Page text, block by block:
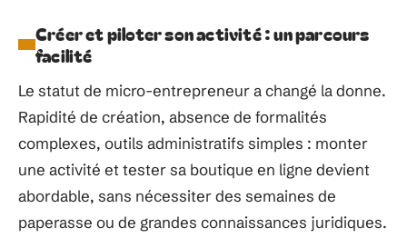
Créer et piloter son activité : un parcours
facilité
Le statut de micro-entrepreneur a changé la donne.
Rapidité de création, absence de formalités
complexes, outils administratifs simples : monter
une activité et tester sa boutique en ligne devient
abordable, sans nécessiter des semaines de
paperasse ou de grandes connaissances juridiques.